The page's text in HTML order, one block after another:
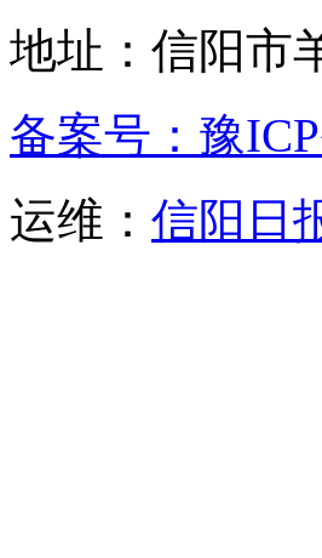
地址：信阳市
备案号：豫
运维： 信阳日